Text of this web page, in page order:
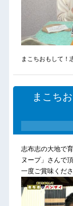
まこちおもして！
まこち
志布志の大地で
ヌープ」さんで
一度ご賞味くださ